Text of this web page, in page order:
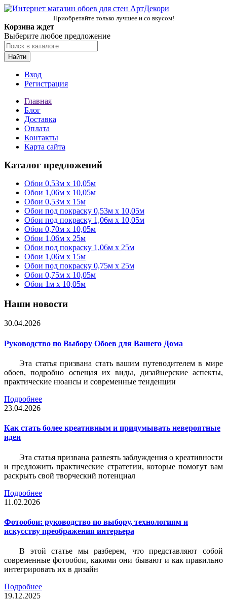
Приобретайте только лучшее и со вкусом!
Корзина ждет
Выберите любое предложение
Найти
Вход
Регистрация
Главная
Блог
Доставка
Оплата
Контакты
Карта сайта
Каталог предложений
Обои 0,53м x 10,05м
Обои 1,06м х 10,05м
Обои 0,53м x 15м
Обои под покраску 0,53м x 10,05м
Обои под покраску 1,06м х 10,05м
Обои 0,70м x 10,05м
Обои 1,06м x 25м
Обои под покраску 1,06м x 25м
Обои 1,06м x 15м
Обои под покраску 0,75м x 25м
Обои 0,75м x 10,05м
Обои 1м х 10,05м
Наши новости
30.04.2026
Руководство по Выбору Обоев для Вашего Дома
Эта статья призвана стать вашим путеводителем в мире
обоев, подробно освещая их виды, дизайнерские аспекты,
практические нюансы и современные тенденции
Подробнее
23.04.2026
Как стать более креативным и придумывать невероятные
идеи
Эта статья призвана развеять заблуждения о креативности
и предложить практические стратегии, которые помогут вам
раскрыть свой творческий потенциал
Подробнее
11.02.2026
Фотообои: руководство по выбору, технологиям и
искусству преображения интерьера
В этой статье мы разберем, что представляют собой
современные фотообои, какими они бывают и как правильно
интегрировать их в дизайн
Подробнее
19.12.2025